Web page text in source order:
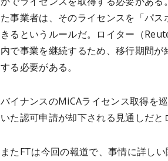
た事業者は、そのライセンスを「パ
きるというルールだ。ロイター（
内で事業を継続するため、移行期間
する必要がある。
バイナンスのMiCAライセンス取得を
いた認可申請が却下される見通しだと
またFTは今回の報道で、事情に詳し